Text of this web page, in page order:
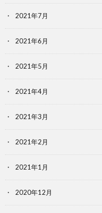
2021年7月
2021年6月
2021年5月
2021年4月
2021年3月
2021年2月
2021年1月
2020年12月